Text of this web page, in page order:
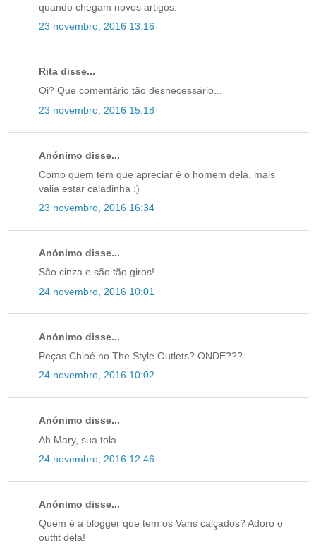
quando chegam novos artigos.
23 novembro, 2016 13:16
Rita disse...
Oi? Que comentário tão desnecessário...
23 novembro, 2016 15:18
Anónimo disse...
Como quem tem que apreciar é o homem dela, mais
valia estar caladinha ;)
23 novembro, 2016 16:34
Anónimo disse...
São cinza e são tão giros!
24 novembro, 2016 10:01
Anónimo disse...
Peças Chloé no The Style Outlets? ONDE???
24 novembro, 2016 10:02
Anónimo disse...
Ah Mary, sua tola...
24 novembro, 2016 12:46
Anónimo disse...
Quem é a blogger que tem os Vans calçados? Adoro o
outfit dela!